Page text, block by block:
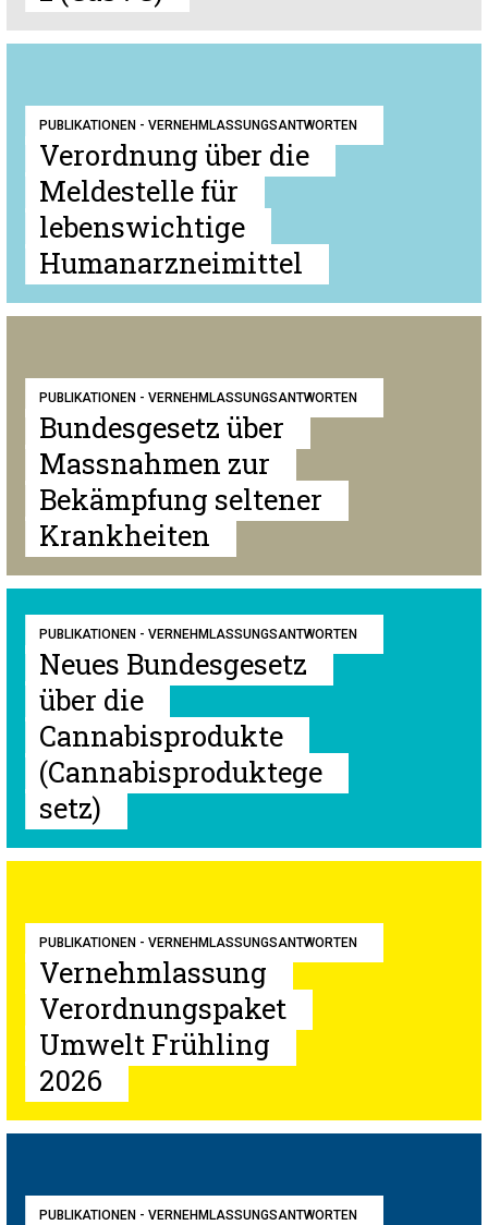
PUBLIKATIONEN - VERNEHMLASSUNGSANTWORTEN
Verordnung über die
Meldestelle für
lebenswichtige
Humanarzneimittel
PUBLIKATIONEN - VERNEHMLASSUNGSANTWORTEN
Bundesgesetz über
Massnahmen zur
Bekämpfung seltener
Krankheiten
PUBLIKATIONEN - VERNEHMLASSUNGSANTWORTEN
Neues Bundesgesetz
über die
Cannabisprodukte
(Cannabisproduktege
setz)
PUBLIKATIONEN - VERNEHMLASSUNGSANTWORTEN
Vernehmlassung
Verordnungspaket
Umwelt Frühling
2026
PUBLIKATIONEN - VERNEHMLASSUNGSANTWORTEN